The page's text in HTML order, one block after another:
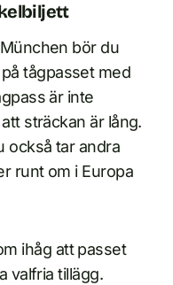
bör du
tågpasset med
är inte
sträckan är lång.
också tar andra
runt om i Europa
ihåg att passet
valfria tillägg.